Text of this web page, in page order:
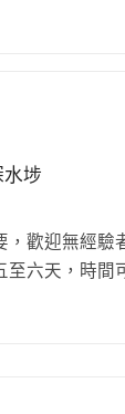
水埗
，歡迎無經驗
至六天，時間